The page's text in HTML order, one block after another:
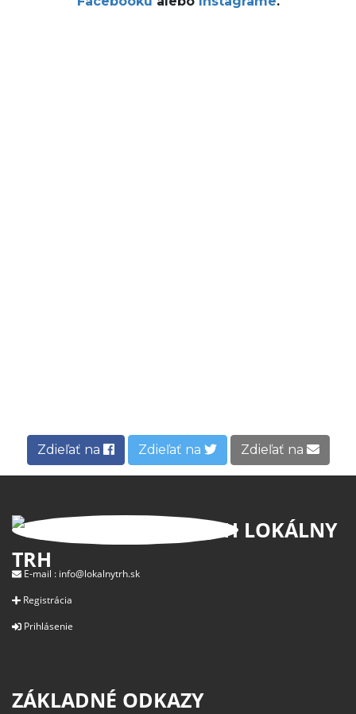
Zdieľať na Zdieľať na Zdieľať na
LOKÁLNY
TRH
E-mail : info@lokalnytrh.sk
Registrácia
Prihlásenie
ZÁKLADNÉ ODKAZY